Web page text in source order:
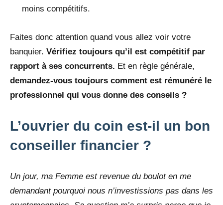
moins compétitifs.
Faites donc attention quand vous allez voir votre
banquier. Vérifiez toujours qu’il est compétitif par
rapport à ses concurrents. Et en règle générale,
demandez-vous toujours comment est rémunéré le
professionnel qui vous donne des conseils ?
L’ouvrier du coin est-il un bon
conseiller financier ?
Un jour, ma Femme est revenue du boulot en me
demandant pourquoi nous n’investissions pas dans les